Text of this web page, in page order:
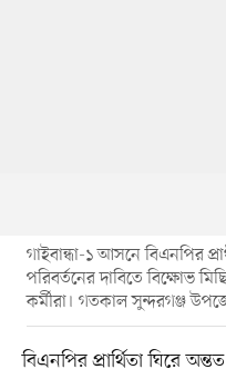
গাইবান্ধা-১ আসনে বিএনপির
পরিবর্তনের দাবিতে বিক্ষোভ
কর্মীরা। গতকাল সুন্দরগঞ্জ
বিএনপির প্রার্থিতা ঘিরে